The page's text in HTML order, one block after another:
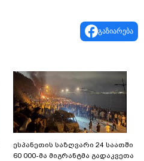
გაზიარება
ესპანეთის საზღვარი 24 საათში
60 000-მა მიგრანტმა გადაკვეთა